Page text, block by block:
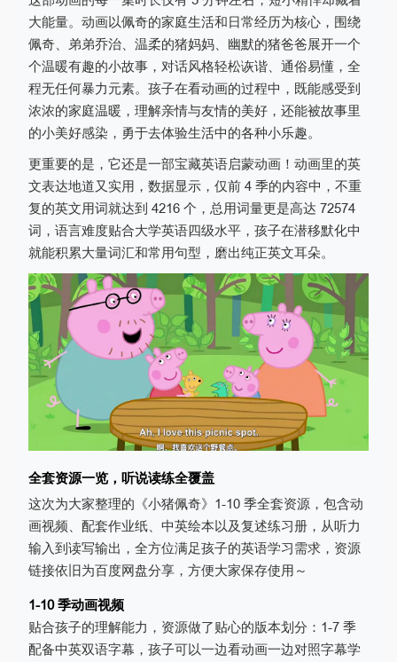
大能量。动画以佩奇的家庭生活和日常经历为核心，围绕
佩奇、弟弟乔治、温柔的猪妈妈、幽默的猪爸爸展开一个
个温暖有趣的小故事，对话风格轻松诙谐、通俗易懂，全
程无任何暴力元素。孩子在看动画的过程中，既能感受到
浓浓的家庭温暖，理解亲情与友情的美好，还能被故事里
的小美好感染，勇于去体验生活中的各种小乐趣。
更重要的是，它还是一部宝藏英语启蒙动画！动画里的英
文表达地道又实用，数据显示，仅前 4 季的内容中，不重
复的英文用词就达到 4216 个，总用词量更是高达 72574
词，语言难度贴合大学英语四级水平，孩子在潜移默化中
就能积累大量词汇和常用句型，磨出纯正英文耳朵。
全套资源一览，听说读练全覆盖
这次为大家整理的《小猪佩奇》1-10 季全套资源，包含动
画视频、配套作业纸、中英绘本以及复述练习册，从听力
输入到读写输出，全方位满足孩子的英语学习需求，资源
链接依旧为百度网盘分享，方便大家保存使用～
1-10 季动画视频
贴合孩子的理解能力，资源做了贴心的版本划分：1-7 季
配备中英双语字幕，孩子可以一边看动画一边对照字幕学